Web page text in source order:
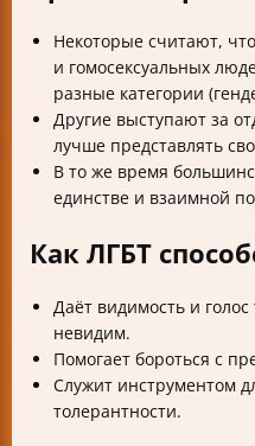
Некоторые считают,
и гомосексуальных
разные категории
Другие выступают за
лучше представлять
В то же время
единстве и взаимной
Как ЛГБТ
Даёт видимость и
невидим.
Помогает бороться с
Служит инструментом
толерантности.